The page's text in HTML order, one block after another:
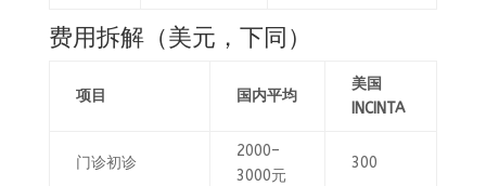
费用拆解（美元，下同）
项目 国内平均
美国
INCINTA
门诊初诊
2000–
3000元
300